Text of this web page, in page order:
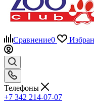
Сравнение0
Телефоны
+7 342 214-07-07